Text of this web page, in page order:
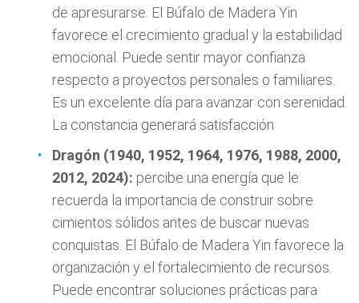
de apresurarse. El Búfalo de Madera Yin
favorece el crecimiento gradual y la estabilidad
emocional. Puede sentir mayor confianza
respecto a proyectos personales o familiares.
Es un excelente día para avanzar con serenidad.
La constancia generará satisfacción
Dragón (1940, 1952, 1964, 1976, 1988, 2000,
2012, 2024): percibe una energía que le
recuerda la importancia de construir sobre
cimientos sólidos antes de buscar nuevas
conquistas. El Búfalo de Madera Yin favorece la
organización y el fortalecimiento de recursos.
Puede encontrar soluciones prácticas para